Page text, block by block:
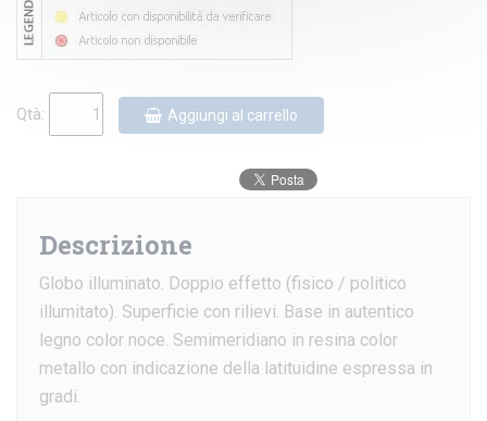
Qtà: Aggiungi al carrello
Descrizione
Globo illuminato. Doppio effetto (fisico / politico
illumitato). Superficie con rilievi. Base in autentico
legno color noce. Semimeridiano in resina color
metallo con indicazione della latituidine espressa in
gradi.